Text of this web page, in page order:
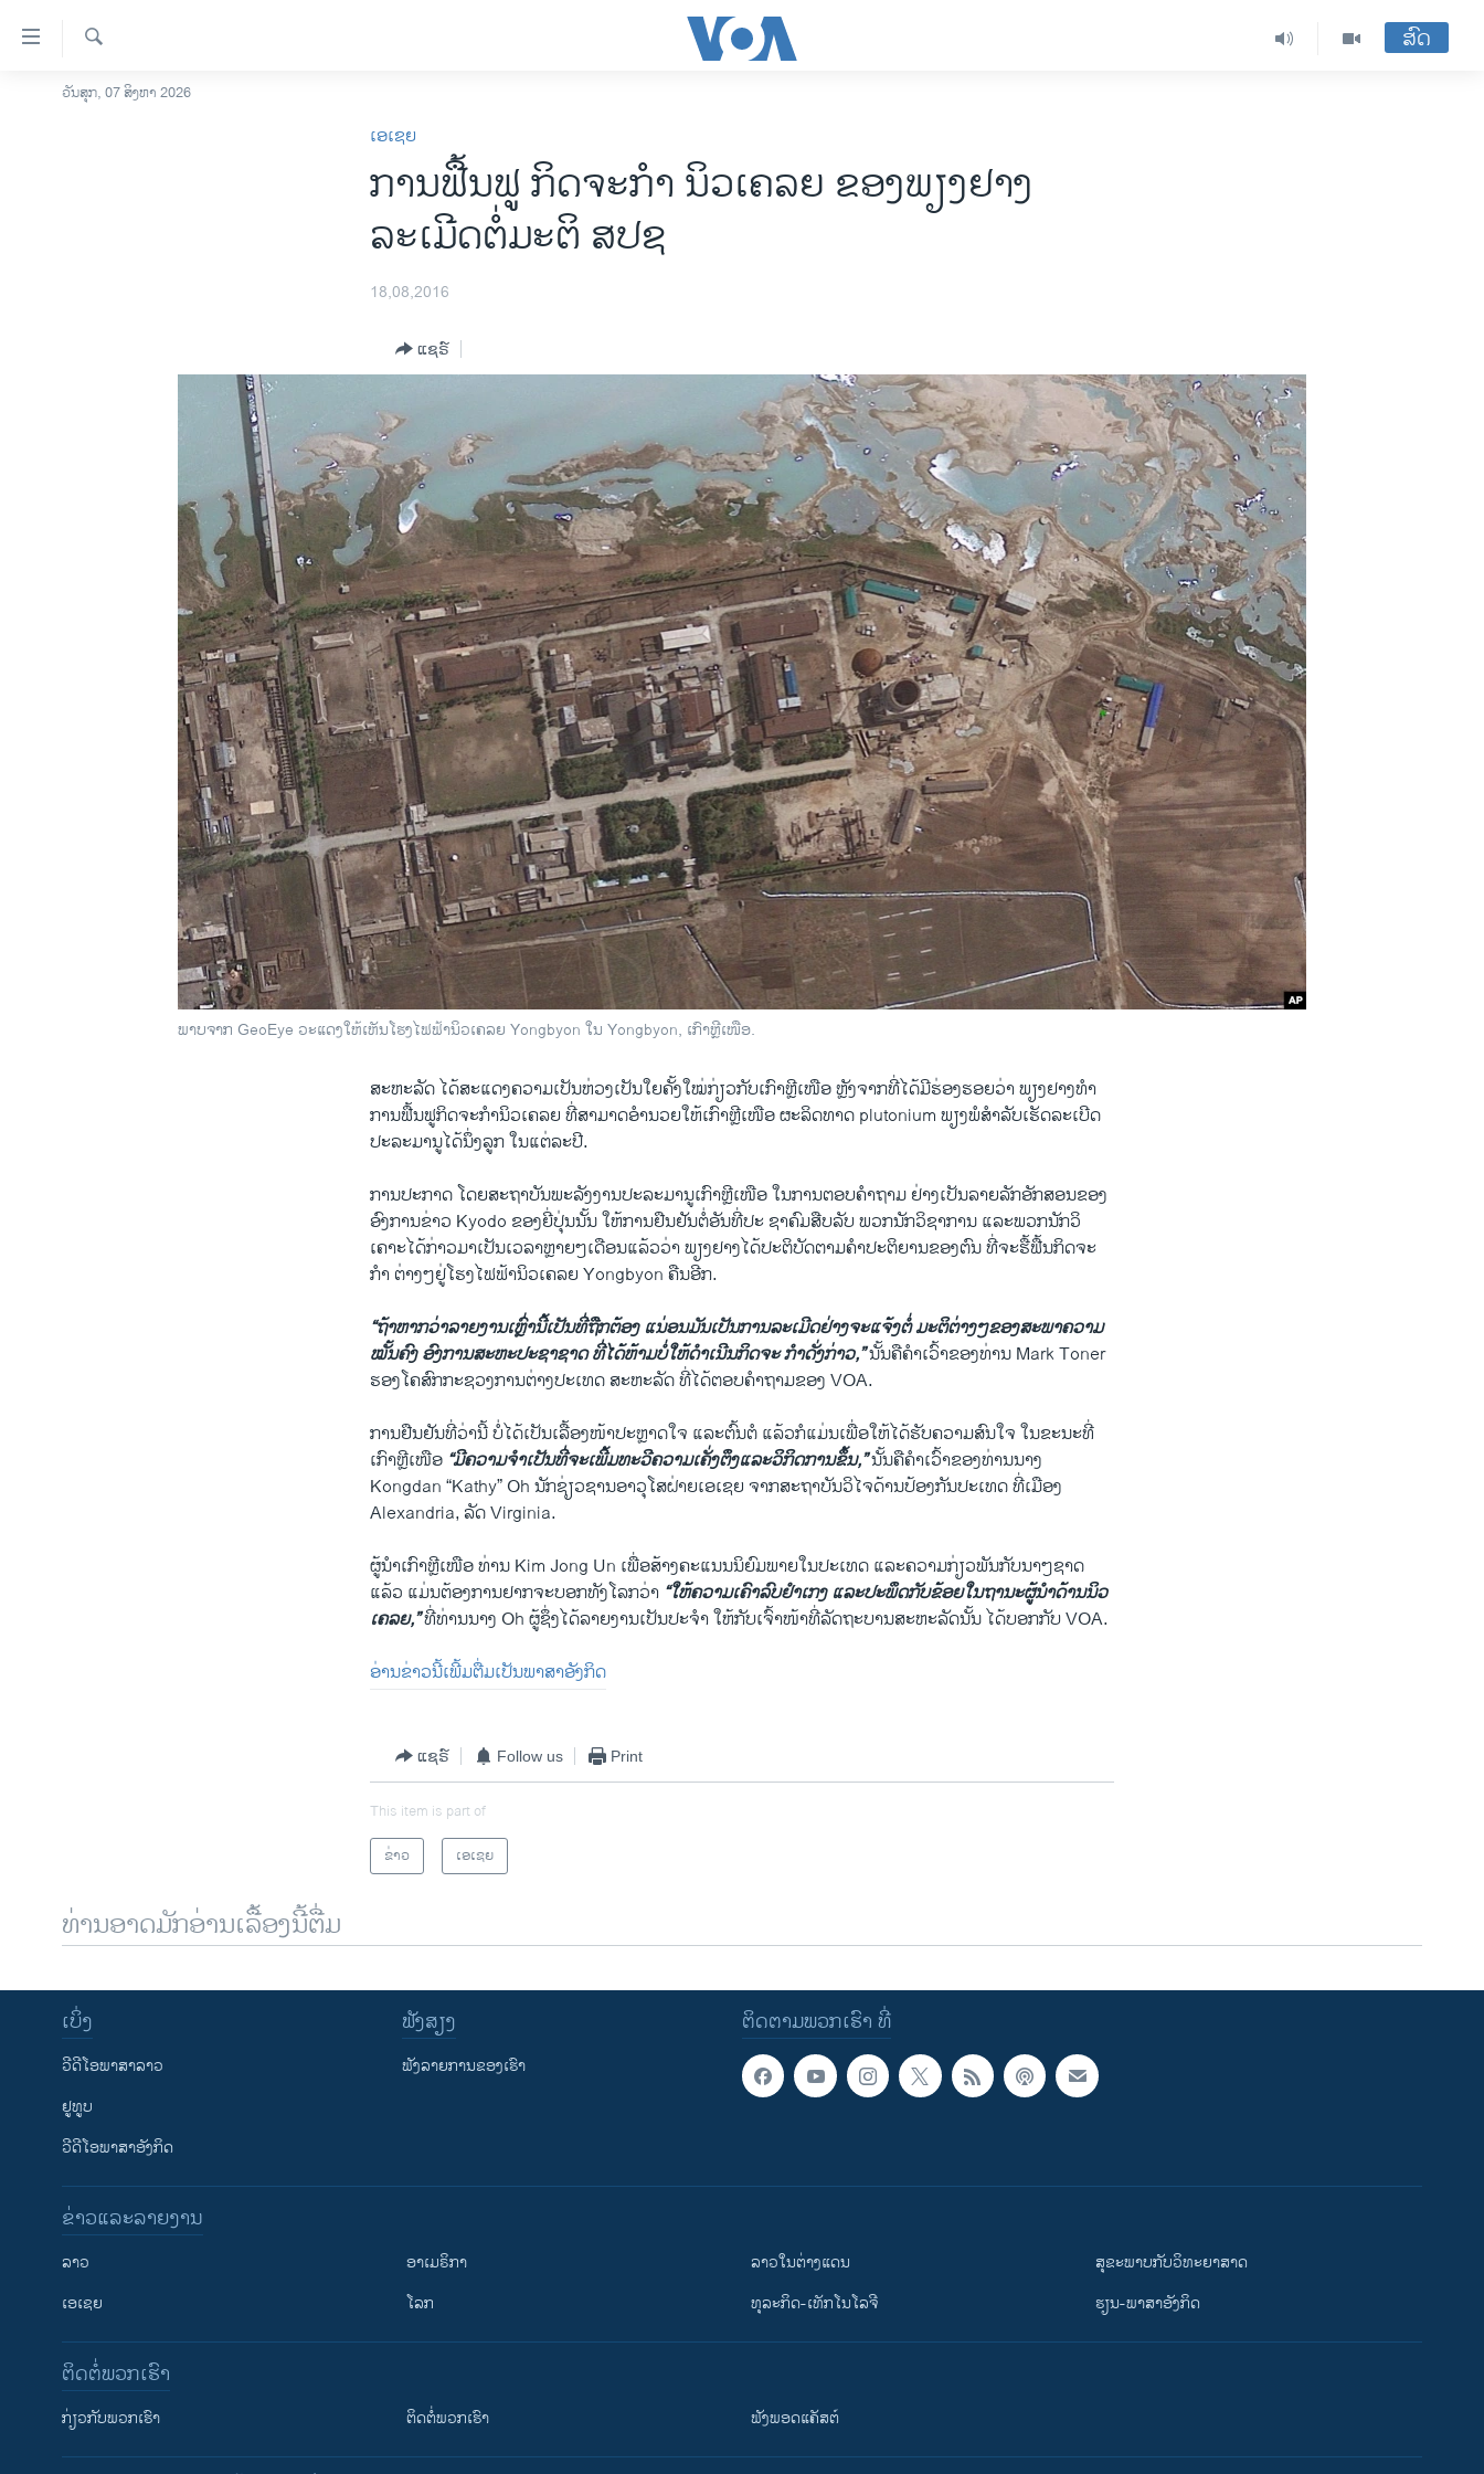
ລິ້ງ
ສຳຫລັບ
ໂຮມເພຈ
ວິທະຍາສາດ-ເທັກໂນໂລຈີ
ຄົ້ນຫາ
ສົດ
ວັນສຸກ, 07 ສິງຫາ 2026
ເອເຊຍ
​ການຟື້ນ​ຟູ ​ກິດຈະກຳ ນິວ​ເຄລຍ ຂອງພຽງຢາງ
ລະເມີດຕໍ່ມະຕິ ສປຊ
18,08,2016
ແຊຣ໌
ພາບຈາກ GeoEye ວະແດງໃຫ້ເຫັນ​ໂຮງ​ໄຟຟ້າ​ນິວ​ເຄລຍ Yongbyon ໃນ Yongbyon, ​ເກົາຫຼີ​ເໜືອ.
ສະ​ຫະລັດ​ ໄດ້​ສະ​ແດງ​ຄວາມ​ເປັນ​ຫ່ວງ​ເປັນໃຍຄັ້ງ​ໃໝ່ກ່ຽວ​ກັບ​ເກົາຫຼີ​ເໜືອ ຫຼັງ​ຈາກ​ທີ່​ໄດ້​ມີ​ຮ່ອງຮອຍ​ວ່າ ພຽງ​ຢາງທຳ​
ການຟື້ນ​ຟູ​ກິດຈະກຳ​ນິວ​ເຄລຍ ທີ່​ສາມາດ​ອຳນວຍ​ໃຫ້ເກົາຫຼີ​ເໜືອ ຜະລິດ​ທາດ plutonium ພຽງພໍ​ສຳ​ລັບ​ເຮັດ​ລະ​ເບີດ
ປະລະມານູ​ໄດ້ນຶ່ງ​ລູກ ​ໃນແຕ່ລະ​ປີ.
ການ​ປະກາດ​ ​ໂດຍ​ສະ​ຖາ​ບັນ​ພະລັງງານ​ປະລະມານູ​ເກົາຫຼີ​ເໜືອ ​ໃນ​ການ​ຕອບ​ຄຳ​ຖາມ ຢ່າງ​ເປັນ​ລາຍ​ລັກ​ອັກສອນ​ຂອງ
ອົງການ​ຂ່າວ Kyodo ຂອງ​ຍີ່ປຸ່ນນັ້ນ ​ໃຫ້ການ​ຢືນຢັນ​ຕໍ່​ອັນ​ທີ່​ປະ ຊາ​ຄົມ​ສືບ​ລັບ ພວກ​ນັກວິຊາການ ​ແລະ​ພວກ​ນັກວິ​
ເຄາະ​ໄດ້​ກ່າວ​ມາ​ເປັນ​ເວລາ​ຫຼາຍໆ​ເດືອນ​ແລ້ວ​ວ່າ ພຽງ​ຢາງ​ໄດ້ປະຕິບັດ​ຕາມ​ຄຳ​ປະຕິ​ຍານ​ຂອງຕົນ​ ທີ່ຈະ​ຮື້​ຟື້ນກິດຈະ
ກຳ ​ຕ່າງໆ​ຢູ່​ໂຮງ​ໄຟຟ້າ​ນິວ​ເຄລຍ Yongbyon ຄືນ​ອີກ.
“ຖ້າ​ຫາກ​ວ່າ​ລາຍ​ງານເຫຼົ່າ​ນີ້​ເປັນ​ທີ່​ຖືກຕ້ອງ ​ແນ່​ອນມັນ​ເປັນ​ການລະ​ເມີດຢ່າງ​ຈະ​ແຈ້ງຕໍ່ ມະຕິ​ຕ່າງໆຂອງ​ສະພາ​ຄວາມ​
ໝັ້ນຄົງ ອົງການ​ສະຫະ​ປະຊາ​ຊາດ ທີ່​ໄດ້​ຫ້າມ​ບໍ່​ໃຫ້​ດຳ​ເນີນກິດຈະ ກຳດັ່ງກ່າວ​,​”ນັ້ນຄື​ຄຳ​ເວົ້າຂອງ​ທ່ານ Mark Toner
ຮອງ​ໂຄສົກ​ກະຊວງ​ການ​ຕ່າງປະ​ເທດ ​ສະຫະລັດ ທີ່ໄດ້​ຕອບ​ຄຳ​ຖາມ​ຂອງ VOA.
ການ​ຢືນຢັນ​ທີ່​ວ່າ​ນີ້ ບໍ່​ໄດ້​ເປັນ​ເລື້ອງ​ໜ້າປະຫຼາດ​ໃຈ​ ແລະ​ຕົ້ນຕໍ ແລ້ວ​ກໍ​ແມ່ນ​ເພື່ອ​ໃຫ້​ໄດ້​ຮັບຄວາມ​ສົນ​ໃຈ ​ໃນ​ຂະນະ​ທີ່​
ເກົາຫຼີ​ເໜືອ “ມີ​ຄວາມ​ຈຳ​ເປັນ​ທີ່​ຈະ​ເພີ້​ມທະວີ​ຄວາມ​ເຄັ່ງ​ຕຶງ​ແລະ​ວິ​ກິດ​ການ​ຂຶ້ນ​,”ນັ້ນຄື​ຄຳ​ເວົ້າຂອງທ່ານ​ນາງ
Kongdan “Kathy” Oh ນັກຊ່ຽວຊານ​ອາວຸ​ໂສ​ຝ່າຍ​ເອ​ເຊຍ ຈາກ​ສະ​ຖາ​ບັນວິໄຈດ້ານປ້ອງ​ກັນປະ​ເທດ ທີ່​ເມືອງ
Alexandria, ລັດ Virginia.
ຜູ້ນຳເກົາຫຼີ​ເໜືອ ທ່ານ Kim Jong Un ​ເພື່ອ​ສ້າງ​ຄະ​ແນນ​ນິຍົມ​ພາຍ​ໃນປະ​ເທດ ​ແລະ​ຄວາມກ່ຽວ​ພັນກັບນາໆ​ຊາດ​
ແລ້ວ ​ແມ່ນ​ຕ້ອງການ​ຢາກ​ຈະ​ບອກ​ທັງ​ໂລກ​ວ່າ “​ໃຫ້​ຄວາມເຄົາ​ລົບຢຳ​ເກງ ​ແລະ​ປະພຶດ​ກັບ​ຂ້ອຍ​ໃນ​ຖານະ​ຜູ້ນຳ​ດ້ານ​ນິວ​
ເຄລຍ,”ທີ່​ທ່ານ​ນາງ Oh ຜູ້​ຊຶ່ງ​ໄດ້​ລາຍ​ງານ​ເປັນ​ປະຈຳ ໃຫ້​ກັບ​ເຈົ້າ​ໜ້າ​ທີ່​ລັດຖະບານ​ສະຫະລັດນັ້ນ ​ໄດ້​ບອກ​ກັບ VOA.
​ອ່ານ​ຂ່າວ​ນີ້​ເພີ້​ມຕື່ມ​ເປັນ​ພາສາ​ອັງກິດ
ແຊຣ໌ Follow us Print
This item is part of
ຂ່າວ
ເອເຊຍ
ທ່ານອາດມັກອ່ານເລື້ອງນີ້ຕື່ມ
ຕິດຕາມພວກເຮົາ ທີ່
ເບິ່ງ
ວີດີໂອພາສາລາວ
ຢູທູບ
ວີດີໂອພາສາອັງກິດ
ຟັງສຽງ
ຟັງລາຍການຂອງເຮົາ
ຂ່າວແລະລາຍງານ
ລາວ
ເອເຊຍ
ອາເມຣິກາ
ໂລກ
ລາວໃນຕ່າງແດນ
ທຸລະກິດ-ເທັກໂນໂລຈີ
ສຸຂະພາບກັບວິທະຍາສາດ
ຮຽນ-ພາສາອັງກິດ
ຕິດຕໍ່ພວກເຮົາ
ກ່ຽວກັບພວກເຮົາ ຕິດຕໍ່ພວກເຮົາ ຟັງພອດແຄັສຕ໌